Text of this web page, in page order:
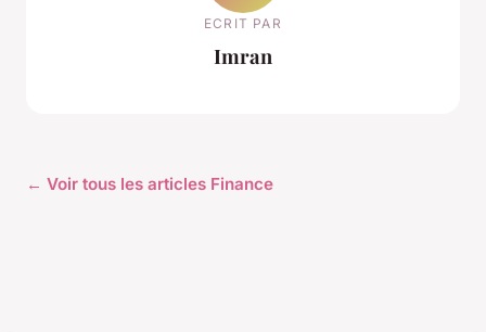
ECRIT PAR
Imran
← Voir tous les articles Finance